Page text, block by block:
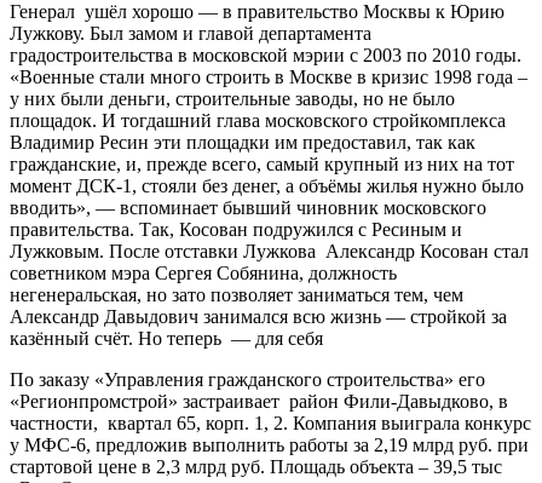
Генерал ушёл хорошо — в правительство Москвы к Юрию
Лужкову. Был замом и главой департамента
градостроительства в московской мэрии с 2003 по 2010 годы.
«Военные стали много строить в Москве в кризис 1998 года –
у них были деньги, строительные заводы, но не было
площадок. И тогдашний глава московского стройкомплекса
Владимир Ресин эти площадки им предоставил, так как
гражданские, и, прежде всего, самый крупный из них на тот
момент ДСК-1, стояли без денег, а объёмы жилья нужно было
вводить», — вспоминает бывший чиновник московского
правительства. Так, Косован подружился с Ресиным и
Лужковым. После отставки Лужкова Александр Косован стал
советником мэра Сергея Собянина, должность
негенеральская, но зато позволяет заниматься тем, чем
Александр Давыдович занимался всю жизнь — стройкой за
казённый счёт. Но теперь — для себя
По заказу «Управления гражданского строительства» его
«Регионпромстрой» застраивает район Фили-Давыдково, в
частности, квартал 65, корп. 1, 2. Компания выиграла конкурс
у МФС-6, предложив выполнить работы за 2,19 млрд руб. при
стартовой цене в 2,3 млрд руб. Площадь объекта – 39,5 тыс